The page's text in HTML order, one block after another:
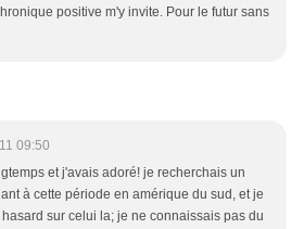
positive m'y invite. Pour le futur sans
09:50
et j'avais adoré! je recherchais un
à cette période en amérique du sud, et je
sur celui la; je ne connaissais pas du